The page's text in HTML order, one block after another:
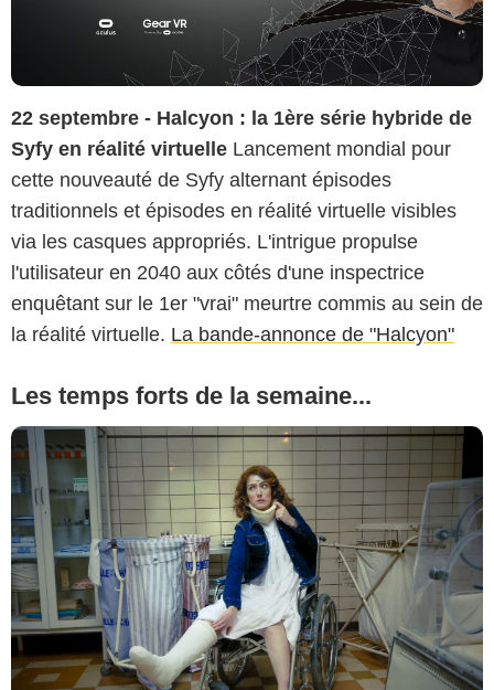
22 septembre - Halcyon : la 1ère série hybride de
Syfy en réalité virtuelle Lancement mondial pour
cette nouveauté de Syfy alternant épisodes
traditionnels et épisodes en réalité virtuelle visibles
via les casques appropriés. L'intrigue propulse
l'utilisateur en 2040 aux côtés d'une inspectrice
enquêtant sur le 1er "vrai" meurtre commis au sein de
la réalité virtuelle. La bande-annonce de "Halcyon"
Les temps forts de la semaine...